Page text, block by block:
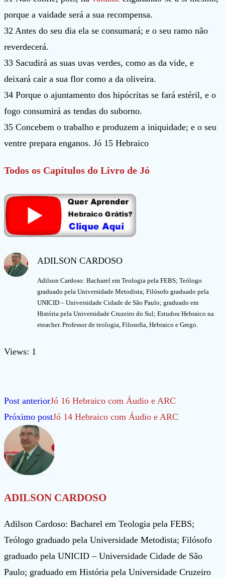
porque a vaidade será a sua recompensa.
32 Antes do seu dia ela se consumará; e o seu ramo não
reverdecerá.
33 Sacudirá as suas uvas verdes, como as da vide, e
deixará cair a sua flor como a da oliveira.
34 Porque o ajuntamento dos hipócritas se fará estéril, e o
fogo consumirá as tendas do suborno.
35 Concebem o trabalho e produzem a iniquidade; e o seu
ventre prepara enganos. Jó 15 Hebraico
Todos os Capítulos do Livro de Jó
ADILSON CARDOSO
Adilson Cardoso: Bacharel em Teologia pela FEBS; Teólogo
graduado pela Universidade Metodista; Filósofo graduado pela
UNICID – Universidade Cidade de São Paulo; graduado em
História pela Universidade Cruzeiro do Sul; Estudou Hebraico na
eteacher. Professor de teologia, Filosofia, Hebraico e Grego.
Views: 1
Leia
mais
artigos
Post anteriorJó 16 Hebraico com Áudio e ARC
Próximo postJó 14 Hebraico com Áudio e ARC
ADILSON CARDOSO
Adilson Cardoso: Bacharel em Teologia pela FEBS;
Teólogo graduado pela Universidade Metodista; Filósofo
graduado pela UNICID – Universidade Cidade de São
Paulo; graduado em História pela Universidade Cruzeiro